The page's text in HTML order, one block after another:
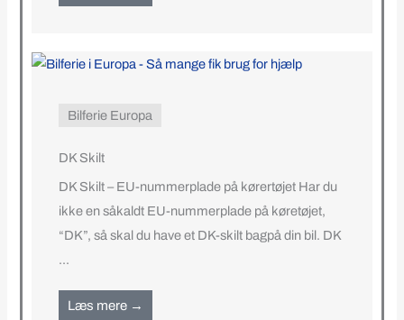
Bilferie Europa
DK Skilt
DK Skilt – EU-nummerplade på kørertøjet Har du
ikke en såkaldt EU-nummerplade på køretøjet,
“DK”, så skal du have et DK-skilt bagpå din bil. DK
...
Læs mere →